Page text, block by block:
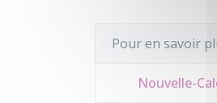
Pour en savoir
Nouvelle-